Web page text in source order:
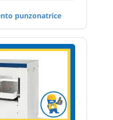
punzonatrice